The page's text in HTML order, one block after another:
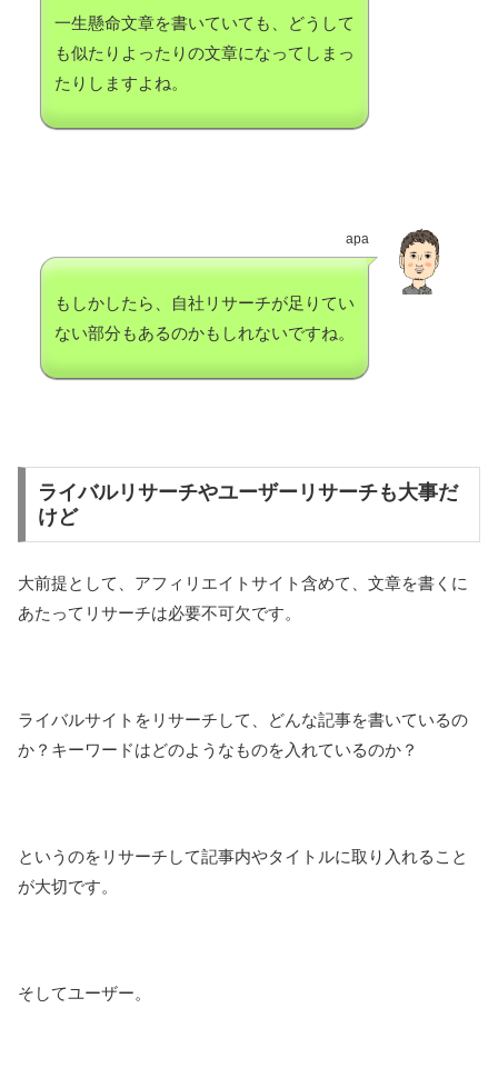
一生懸命文章を書いていても、どうして
も似たりよったりの文章になってしまっ
たりしますよね。
apa
もしかしたら、自社リサーチが足りてい
ない部分もあるのかもしれないですね。
ライバルリサーチやユーザーリサーチも大事だ
けど
大前提として、アフィリエイトサイト含めて、文章を書くに
あたってリサーチは必要不可欠です。
ライバルサイトをリサーチして、どんな記事を書いているの
か？キーワードはどのようなものを入れているのか？
というのをリサーチして記事内やタイトルに取り入れること
が大切です。
そしてユーザー。